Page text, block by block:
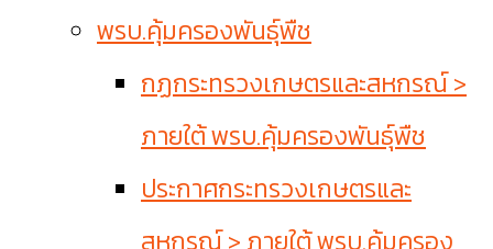
พรบ.คุ้มครองพันธุ์พืช
กฏกระทรวงเกษตรและสหกรณ์ >
ภายใต้ พรบ.คุ้มครองพันธุ์พืช
ประกาศกระทรวงเกษตรและ
สหกรณ์ > ภายใต้ พรบ.คุ้มครอง